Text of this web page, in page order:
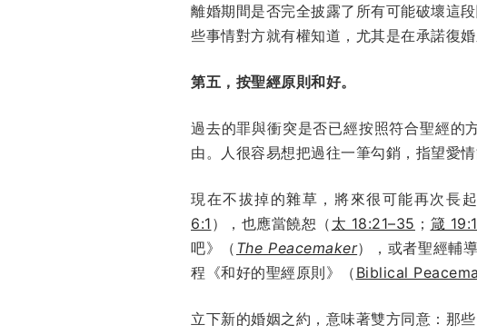
離婚期間是否完全披露了所有可能破壞這
些事情對方就有權知道，尤其是在承諾復
第五，按聖經原則和好。
過去的罪與衝突是否已經按照符合聖經的
由。人很容易想把過往一筆勾銷，指望愛
現在不拔掉的雜草，將來很可能再次長
6:1 ），也應當饒恕（ 太 18:21–35 ； 箴
吧》（ The Peacemaker），或者聖經輔
程《和好的聖經原則》（ Biblical
立下新的婚姻之約，意味著雙方同意：那